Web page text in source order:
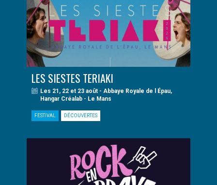
LES SIESTES TERIAKI
Les 21, 22 et 23 août - Abbaye Royale de l Épau,
Hangar Créalab - Le Mans
FESTIVAL DÉCOUVERTES